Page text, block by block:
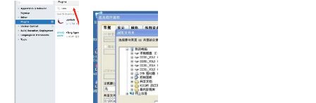
理軟件 數
碼電腦行業
下載、客戶
支持與軟件
資源一站式
指南